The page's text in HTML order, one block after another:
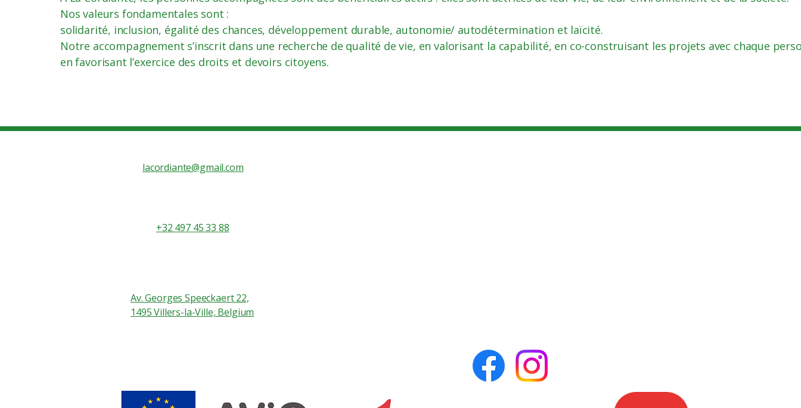
Nos valeurs fondamentales sont :
solidarité, inclusion, égalité des chances, développement durable, autonomie/ autodétermination et laïcité.
Notre accompagnement s’inscrit dans une recherche de qualité de vie, en valorisant la capabilité, en co-construisant les projets avec chaque
en favorisant l’exercice des droits et devoirs citoyens.
lacordiante@gmail.com
+32 497 45 33 88
Av. Georges Speeckaert 22,
1495 Villers-la-Ville, Belgium